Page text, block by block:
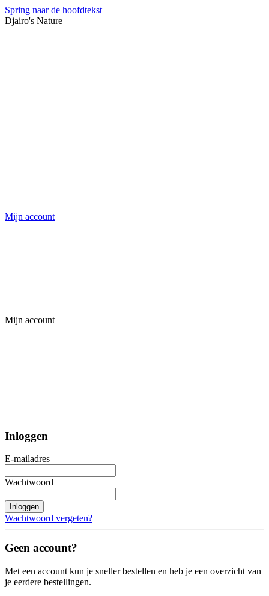
Spring naar de hoofdtekst
Djairo's Nature
Mijn account
Mijn account
Inloggen
E-mailadres
Wachtwoord
Inloggen
Wachtwoord vergeten?
Geen account?
Met een account kun je sneller bestellen en heb je een overzicht van
je eerdere bestellingen.